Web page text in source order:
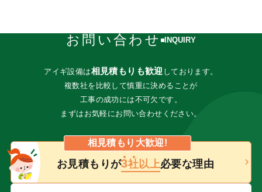
お問い合わせ INQUIRY
アイギ設備は相見積もりも歓迎 しております。
複数社を比較して慎重に決めることが
工事の成功には不可欠です。
まずはお気軽にお問い合わせください。
相見積もり大歓迎!
お見積もりが3社以上必要な理由